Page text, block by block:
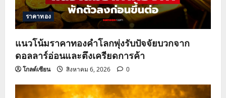
ราคาทอง
แนวโน้มราคาทองคำโลกพุ่งรับปัจจัยบวกจาก
ดอลลาร์อ่อนและตึงเครียดการค้า
โกลด์เซียน สิงหาคม 6, 2026 0